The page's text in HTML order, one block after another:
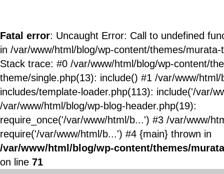
Fatal error: Uncaught Error: Call to undefined
in /var/www/html/blog/wp-content/themes/
Stack trace: #0 /var/www/html/blog/wp-content/
theme/single.php(13): include() #1 /var/www/html/
includes/template-loader.php(113): include('/var/
/var/www/html/blog/wp-blog-header.php(19):
require_once('/var/www/html/b...') #3 /var/www/
require('/var/www/html/b...') #4 {main} thrown in
/var/www/html/blog/wp-content/themes/
on line 71